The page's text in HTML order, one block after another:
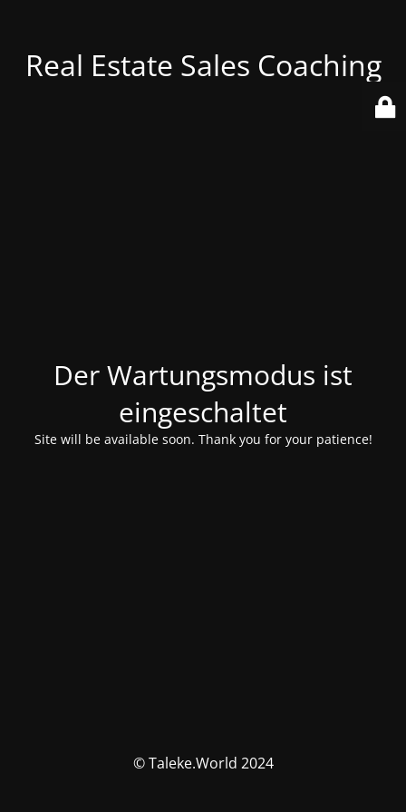
Real Estate Sales Coaching
Der Wartungsmodus ist
eingeschaltet
Site will be available soon. Thank you for your patience!
© Taleke.World 2024